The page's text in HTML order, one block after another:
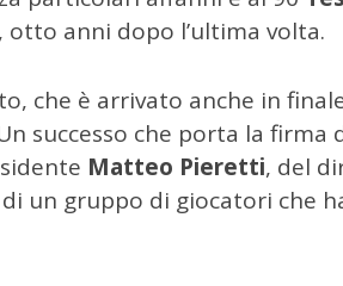
otto anni dopo l’ultima volta.
che è arrivato anche in
successo che porta la firma
Matteo Pieretti, del
un gruppo di giocatori che